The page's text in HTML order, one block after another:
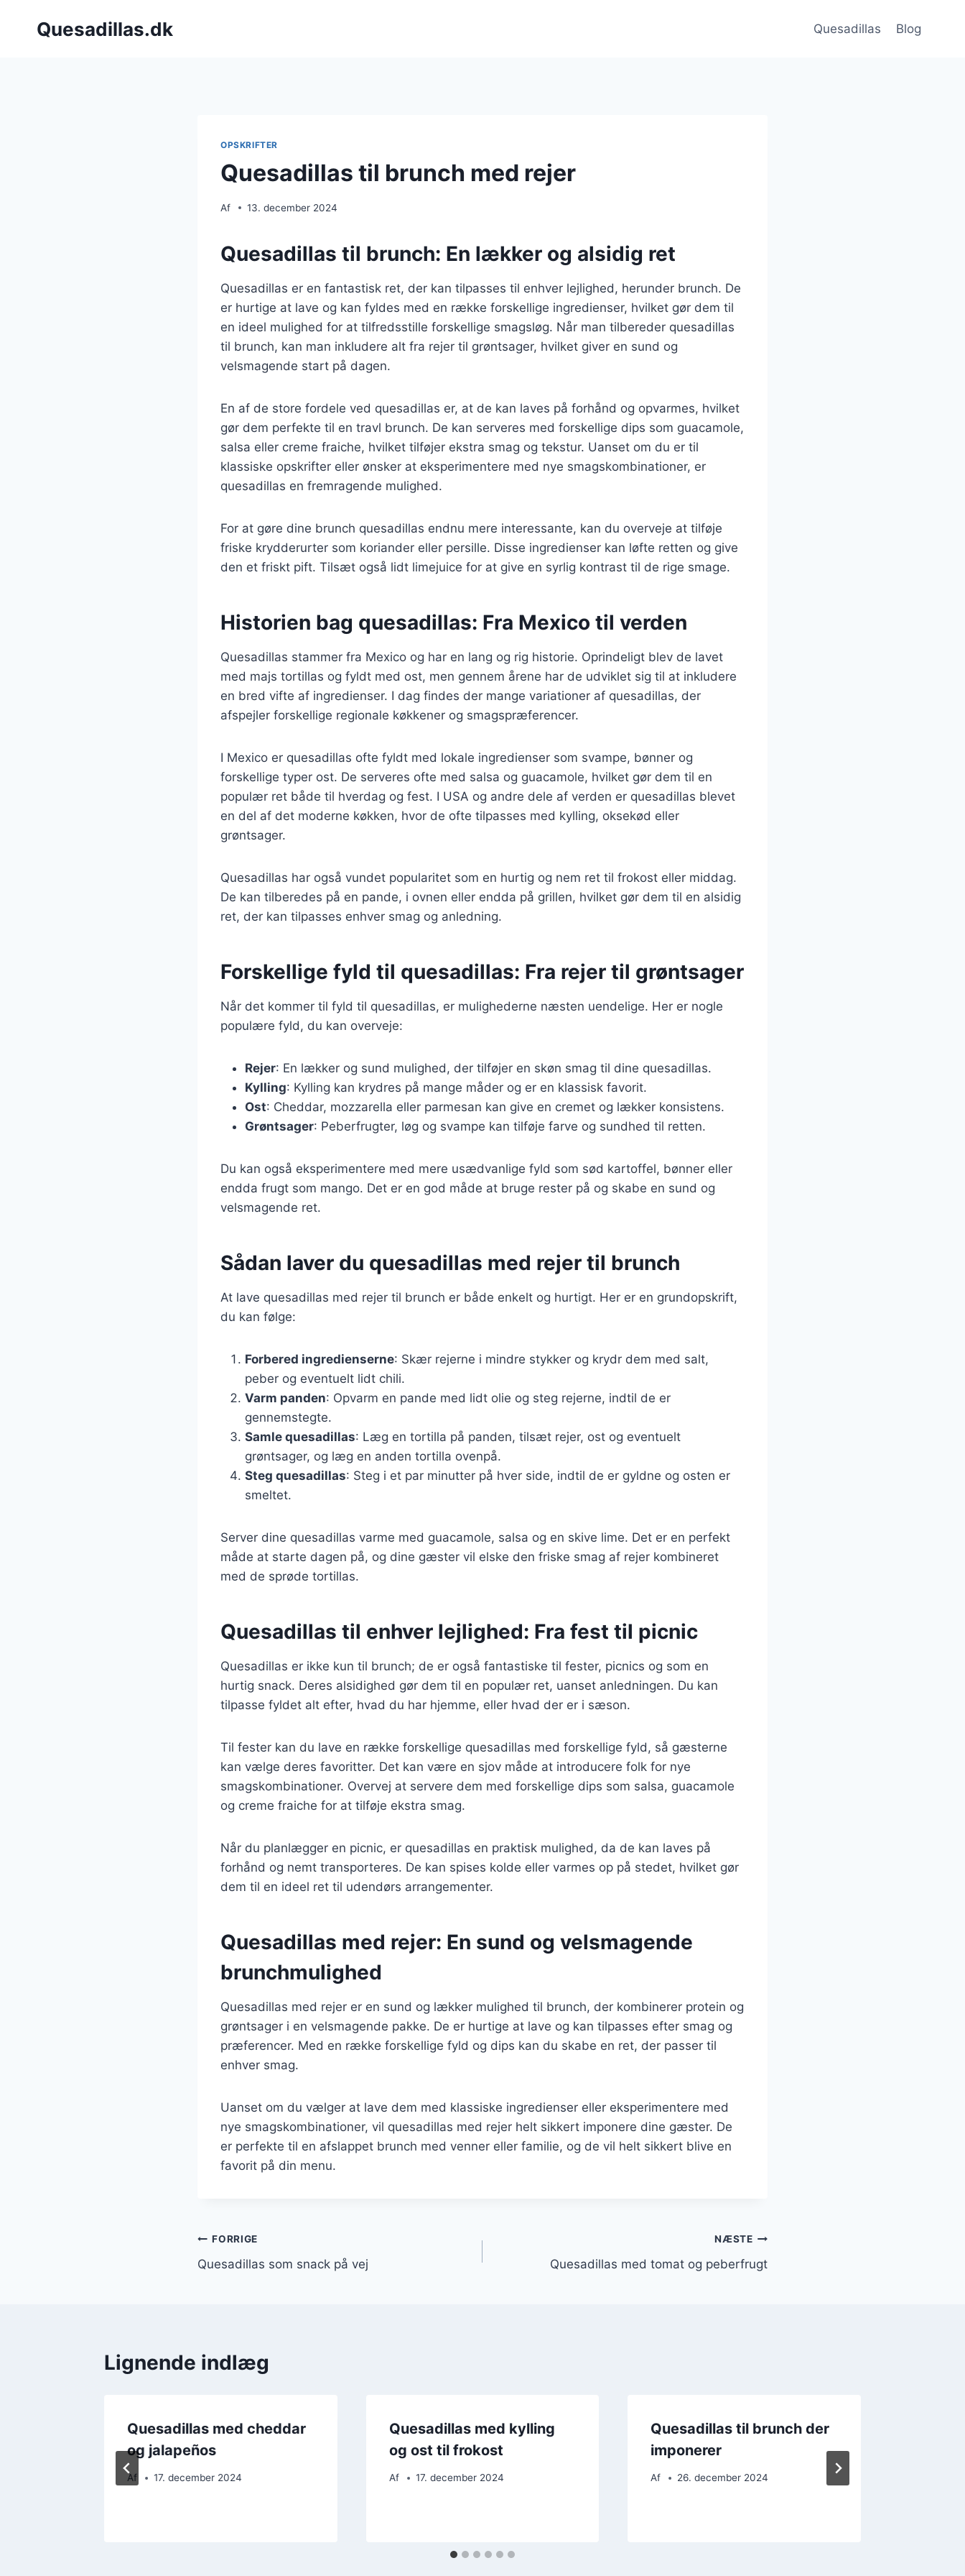
Quesadillas.dk Quesadillas Blog
OPSKRIFTER
Quesadillas til brunch med rejer
Af 13. december 2024
Quesadillas til brunch: En lækker og alsidig ret
Quesadillas er en fantastisk ret, der kan tilpasses til enhver lejlighed, herunder brunch. De
er hurtige at lave og kan fyldes med en række forskellige ingredienser, hvilket gør dem til
en ideel mulighed for at tilfredsstille forskellige smagsløg. Når man tilbereder quesadillas
til brunch, kan man inkludere alt fra rejer til grøntsager, hvilket giver en sund og
velsmagende start på dagen.
En af de store fordele ved quesadillas er, at de kan laves på forhånd og opvarmes, hvilket
gør dem perfekte til en travl brunch. De kan serveres med forskellige dips som guacamole,
salsa eller creme fraiche, hvilket tilføjer ekstra smag og tekstur. Uanset om du er til
klassiske opskrifter eller ønsker at eksperimentere med nye smagskombinationer, er
quesadillas en fremragende mulighed.
For at gøre dine brunch quesadillas endnu mere interessante, kan du overveje at tilføje
friske krydderurter som koriander eller persille. Disse ingredienser kan løfte retten og give
den et friskt pift. Tilsæt også lidt limejuice for at give en syrlig kontrast til de rige smage.
Historien bag quesadillas: Fra Mexico til verden
Quesadillas stammer fra Mexico og har en lang og rig historie. Oprindeligt blev de lavet
med majs tortillas og fyldt med ost, men gennem årene har de udviklet sig til at inkludere
en bred vifte af ingredienser. I dag findes der mange variationer af quesadillas, der
afspejler forskellige regionale køkkener og smagspræferencer.
I Mexico er quesadillas ofte fyldt med lokale ingredienser som svampe, bønner og
forskellige typer ost. De serveres ofte med salsa og guacamole, hvilket gør dem til en
populær ret både til hverdag og fest. I USA og andre dele af verden er quesadillas blevet
en del af det moderne køkken, hvor de ofte tilpasses med kylling, oksekød eller
grøntsager.
Quesadillas har også vundet popularitet som en hurtig og nem ret til frokost eller middag.
De kan tilberedes på en pande, i ovnen eller endda på grillen, hvilket gør dem til en alsidig
ret, der kan tilpasses enhver smag og anledning.
Forskellige fyld til quesadillas: Fra rejer til grøntsager
Når det kommer til fyld til quesadillas, er mulighederne næsten uendelige. Her er nogle
populære fyld, du kan overveje:
Rejer: En lækker og sund mulighed, der tilføjer en skøn smag til dine quesadillas.
Kylling: Kylling kan krydres på mange måder og er en klassisk favorit.
Ost: Cheddar, mozzarella eller parmesan kan give en cremet og lækker konsistens.
Grøntsager: Peberfrugter, løg og svampe kan tilføje farve og sundhed til retten.
Du kan også eksperimentere med mere usædvanlige fyld som sød kartoffel, bønner eller
endda frugt som mango. Det er en god måde at bruge rester på og skabe en sund og
velsmagende ret.
Sådan laver du quesadillas med rejer til brunch
At lave quesadillas med rejer til brunch er både enkelt og hurtigt. Her er en grundopskrift,
du kan følge:
Forbered ingredienserne: Skær rejerne i mindre stykker og krydr dem med salt,
peber og eventuelt lidt chili.
Varm panden: Opvarm en pande med lidt olie og steg rejerne, indtil de er
gennemstegte.
Samle quesadillas: Læg en tortilla på panden, tilsæt rejer, ost og eventuelt
grøntsager, og læg en anden tortilla ovenpå.
Steg quesadillas: Steg i et par minutter på hver side, indtil de er gyldne og osten er
smeltet.
Server dine quesadillas varme med guacamole, salsa og en skive lime. Det er en perfekt
måde at starte dagen på, og dine gæster vil elske den friske smag af rejer kombineret
med de sprøde tortillas.
Quesadillas til enhver lejlighed: Fra fest til picnic
Quesadillas er ikke kun til brunch; de er også fantastiske til fester, picnics og som en
hurtig snack. Deres alsidighed gør dem til en populær ret, uanset anledningen. Du kan
tilpasse fyldet alt efter, hvad du har hjemme, eller hvad der er i sæson.
Til fester kan du lave en række forskellige quesadillas med forskellige fyld, så gæsterne
kan vælge deres favoritter. Det kan være en sjov måde at introducere folk for nye
smagskombinationer. Overvej at servere dem med forskellige dips som salsa, guacamole
og creme fraiche for at tilføje ekstra smag.
Når du planlægger en picnic, er quesadillas en praktisk mulighed, da de kan laves på
forhånd og nemt transporteres. De kan spises kolde eller varmes op på stedet, hvilket gør
dem til en ideel ret til udendørs arrangementer.
Quesadillas med rejer: En sund og velsmagende
brunchmulighed
Quesadillas med rejer er en sund og lækker mulighed til brunch, der kombinerer protein og
grøntsager i en velsmagende pakke. De er hurtige at lave og kan tilpasses efter smag og
præferencer. Med en række forskellige fyld og dips kan du skabe en ret, der passer til
enhver smag.
Uanset om du vælger at lave dem med klassiske ingredienser eller eksperimentere med
nye smagskombinationer, vil quesadillas med rejer helt sikkert imponere dine gæster. De
er perfekte til en afslappet brunch med venner eller familie, og de vil helt sikkert blive en
favorit på din menu.
Indlægsnavigation
FORRIGE
Quesadillas som snack på vej
NÆSTE
Quesadillas med tomat og peberfrugt
Lignende indlæg
Quesadillas med cheddar
og jalapeños
Af 17. december 2024
Quesadillas med kylling
og ost til frokost
Af 17. december 2024
Quesadillas til brunch der
imponerer
Af 26. december 2024